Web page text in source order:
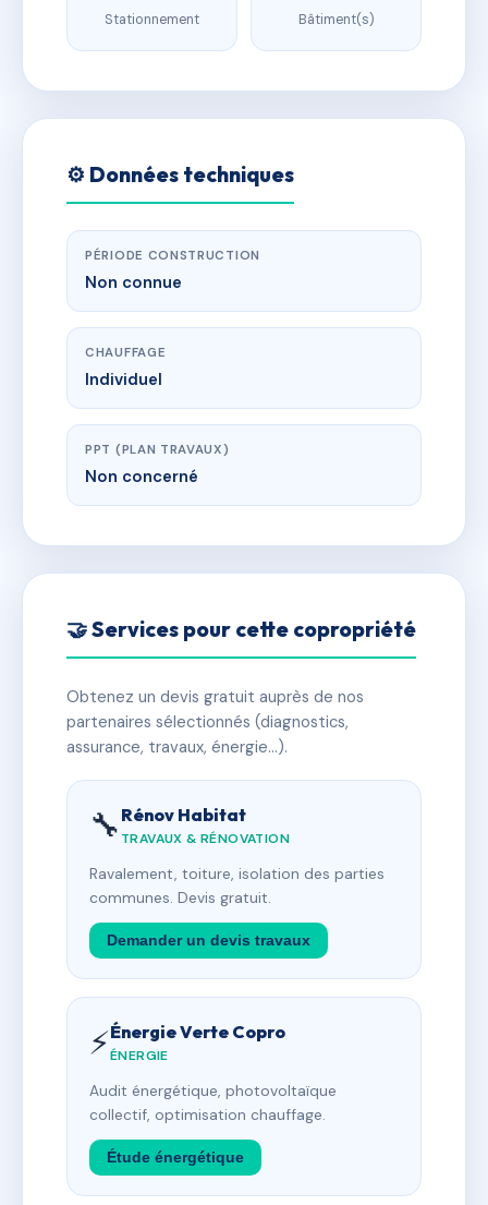
Stationnement Bâtiment(s)
⚙️ Données techniques
PÉRIODE CONSTRUCTION
Non connue
CHAUFFAGE
Individuel
PPT (PLAN TRAVAUX)
Non concerné
🤝 Services pour cette copropriété
Obtenez un devis gratuit auprès de nos
partenaires sélectionnés (diagnostics,
assurance, travaux, énergie…).
🔧 Rénov Habitat
TRAVAUX & RÉNOVATION
Ravalement, toiture, isolation des parties
communes. Devis gratuit.
Demander un devis travaux
⚡Énergie Verte Copro
ÉNERGIE
Audit énergétique, photovoltaïque
collectif, optimisation chauffage.
Étude énergétique